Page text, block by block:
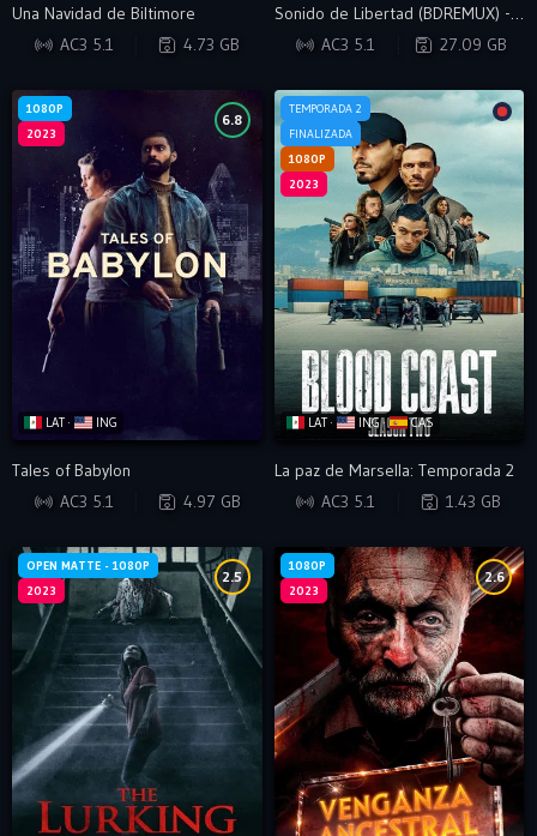
WEB-DL
Una Navidad de Biltimore
AC3 5.1
4.73 GB BDRIP
Sonido de Libertad (BDREMUX) - VIP
AC3 5.1
27.09 GB
1080P
2023
6.8
LAT · ING
WEB-DL
Tales of Babylon
AC3 5.1
4.97 GB
TEMPORADA 2
FINALIZADA
1080P
2023
LAT · ING · CAS
WEB-DL
La paz de Marsella: Temporada 2
AC3 5.1
1.43 GB
OPEN MATTE - 1080P
2023
2.5
1080P
2023
2.6